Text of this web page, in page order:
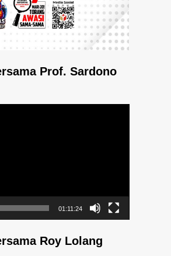
Prof. Sardono
01:11:24
Roy Lolang